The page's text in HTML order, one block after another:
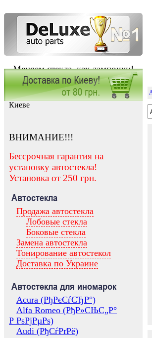
Меняем стекла, как лампочки!
Заказать установку автостекла в
Киеве
ВНИМАНИЕ!!!
Бессрочная гарантия на
установку автостекла!
Установка от 250 грн.
Автостекла
Продажа автостекла
Лобовые стекла
Боковые стекла
Замена автостекла
Тонирование автостекол
Доставка по Украине
Автостекла для иномарок
Acura (РђРєСѓСЂР°)
Alfa Romeo (РђР»СЊС„Р°
Р РѕРјРµРѕ)
Audi (РђСѓРґРё)